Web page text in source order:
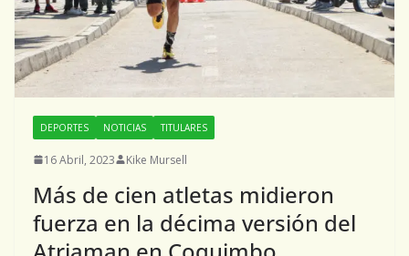
DEPORTES NOTICIAS TITULARES
16 Abril, 2023 Kike Mursell
Más de cien atletas midieron
fuerza en la décima versión del